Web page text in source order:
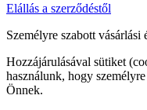
Elállás a szerződéstől
Személyre szabott vásárlási
Hozzájárulásával sütiket
használunk, hogy
Önnek.